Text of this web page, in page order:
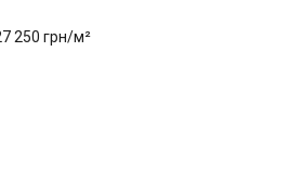
250 грн/м²